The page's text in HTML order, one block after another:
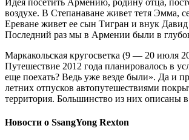
Идея посетить Армению, родину отца,
воздухе. В Степанаване живет тетя Эмма,
Ереване живет ее сын Тигран и внук Давид
Последний раз мы в Армении были в
Маркакольская кругосветка (9 — 20 июля
Путешествие 2012 года планировалось в
еще поехать? Ведь уже везде были». Да и
летних отпусков автопутешествиями
территория. Большинство из них описаны
Новости о SsangYong Rexton